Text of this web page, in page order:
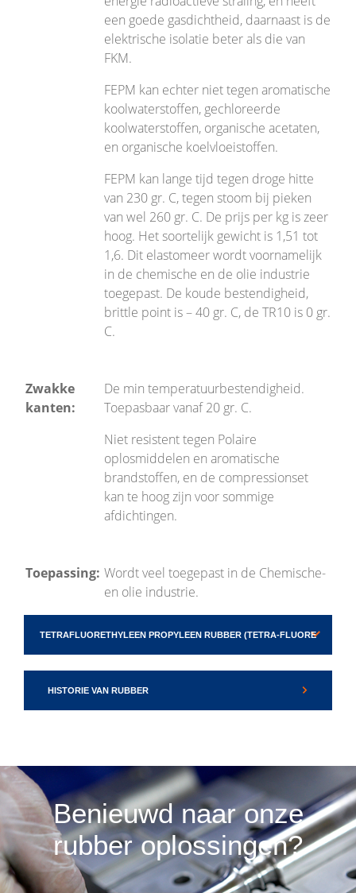
een goede gasdichtheid, daarnaast is de
elektrische isolatie beter als die van
FKM.
FEPM kan echter niet tegen aromatische
koolwaterstoffen, gechloreerde
koolwaterstoffen, organische acetaten,
en organische koelvloeistoffen.
FEPM kan lange tijd tegen droge hitte
van 230 gr. C, tegen stoom bij pieken
van wel 260 gr. C. De prijs per kg is zeer
hoog. Het soortelijk gewicht is 1,51 tot
1,6. Dit elastomeer wordt voornamelijk
in de chemische en de olie industrie
toegepast. De koude bestendigheid,
brittle point is – 40 gr. C, de TR10 is 0 gr.
C.
Zwakke
kanten:
De min temperatuurbestendigheid.
Toepasbaar vanaf 20 gr. C.
Niet resistent tegen Polaire
oplosmiddelen en aromatische
brandstoffen, en de compressionset
kan te hoog zijn voor sommige
afdichtingen.
Toepassing: Wordt veel toegepast in de Chemische-
en olie industrie.
HISTORIE VAN RUBBER
Benieuwd naar onze
rubber oplossingen?